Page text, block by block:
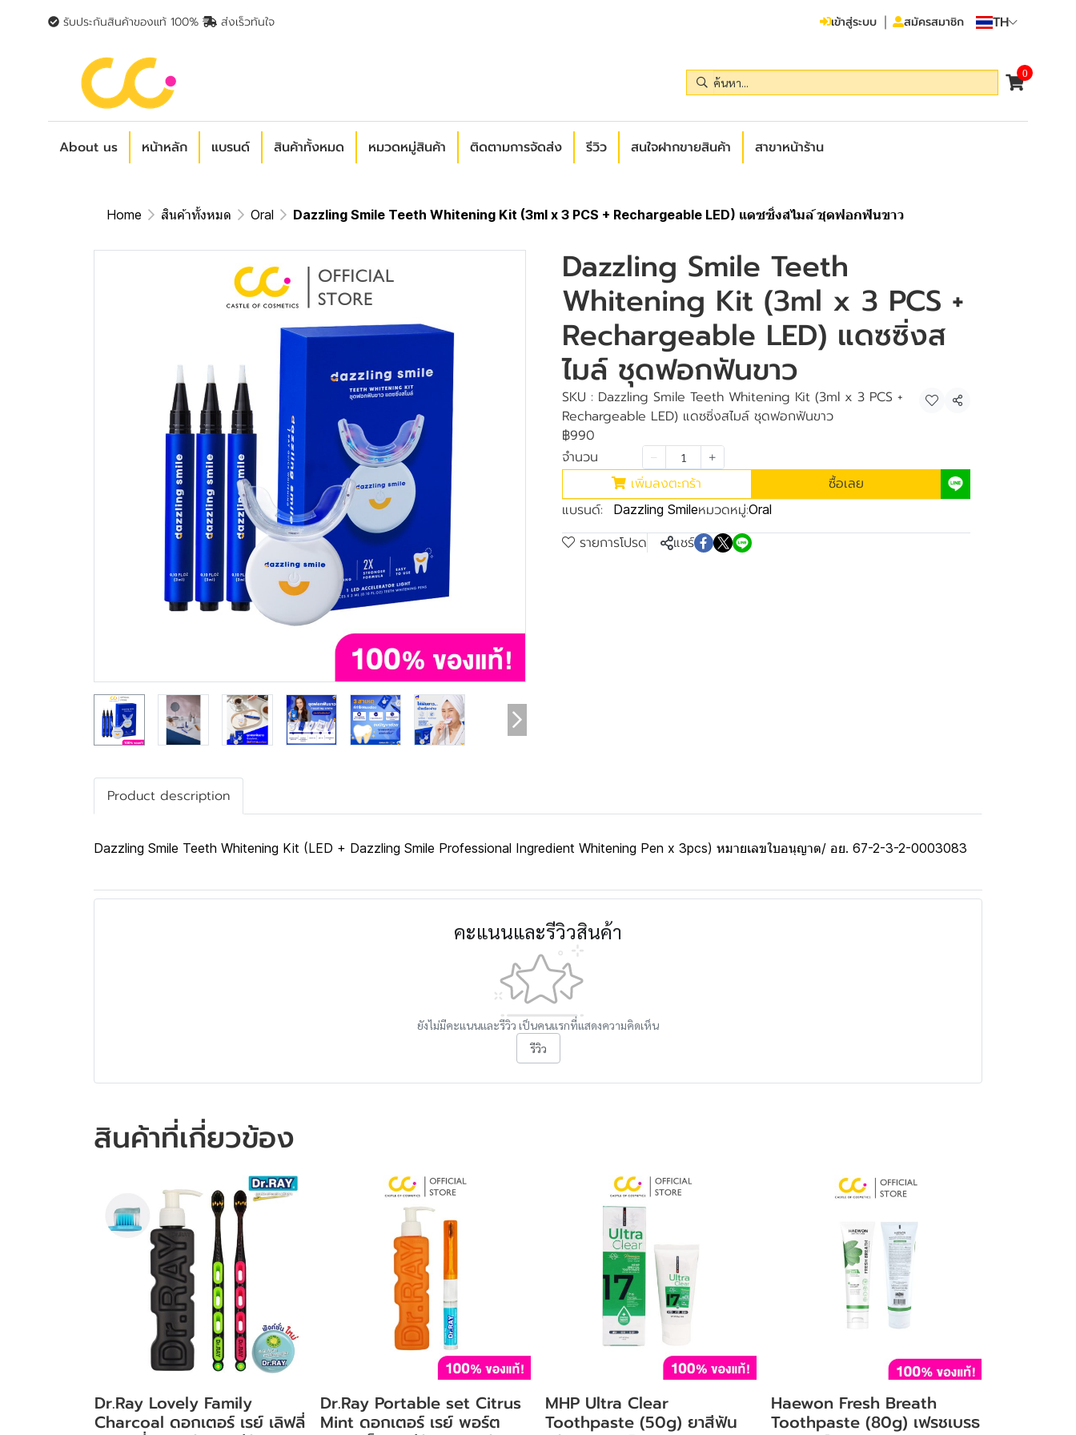
รับประกันสินค้าของแท้ 100% ส่งเร็วทันใจ เข้าสู่ระบบ สมัครสมาชิก TH
0
About us หน้าหลัก แบรนด์ สินค้าทั้งหมด หมวดหมู่สินค้า ติดตามการจัดส่ง รีวิว สนใจฝากขายสินค้า สาขาหน้าร้าน
Home สินค้าทั้งหมด Oral Dazzling Smile Teeth Whitening Kit (3ml x 3 PCS + Rechargeable LED) แดซซิ่งสไมล์ ชุดฟอกฟันขาว
Dazzling Smile Teeth
Whitening Kit (3ml x 3 PCS +
Rechargeable LED) แดซซิ่งส
ไมล์ ชุดฟอกฟันขาว
SKU : Dazzling Smile Teeth Whitening Kit (3ml x 3 PCS +
Rechargeable LED) แดซซิ่งสไมล์ ชุดฟอกฟันขาว
แชร์
฿990
จำนวน
เพิ่มลงตะกร้า
ซื้อเลย
แบรนด์:
Dazzling Smileหมวดหมู่:Oral
รายการโปรด แชร์
Product description
Dazzling Smile Teeth Whitening Kit (LED + Dazzling Smile Professional Ingredient Whitening Pen x 3pcs) หมายเลขใบอนุญาต/ อย. 67-2-3-2-0003083
คะแนนและรีวิวสินค้า
ยังไม่มีคะแนนและรีวิว เป็นคนแรกที่แสดงความคิดเห็น
รีวิว
สินค้าที่เกี่ยวข้อง
Dr.Ray Lovely Family
Charcoal ดอกเตอร์ เรย์ เลิฟลี่
Dr.Ray Portable set Citrus
Mint ดอกเตอร์ เรย์ พอร์ต
MHP Ultra Clear
Toothpaste (50g) ยาสีฟัน
Haewon Fresh Breath
Toothpaste (80g) เฟรชเบรธ